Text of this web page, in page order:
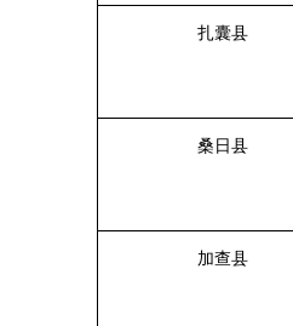
扎囊县
桑日县
加查县